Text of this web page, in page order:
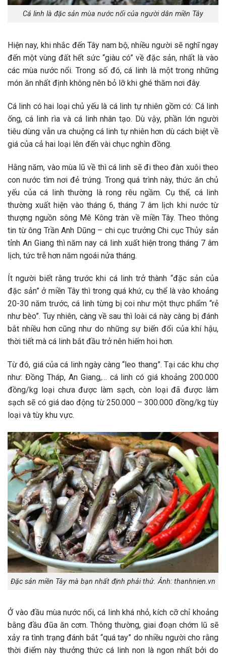
Cá linh là đặc sản mùa nước nổi của người dân miền Tây
Hiện nay, khi nhắc đến Tây nam bộ, nhiều người sẽ nghĩ ngay
đến một vùng đất hết sức “giàu có” về đặc sản, nhất là vào
các mùa nước nổi. Trong số đó, cá linh là một trong những
món ăn nhất định không nên bỏ lỡ khi ghé thăm nơi đây.
Cá linh có hai loại chủ yếu là cá linh tự nhiên gồm có: Cá linh
ống, cá linh rìa và cá linh nhân tạo. Dù vậy, phần lớn người
tiêu dùng vẫn ưa chuộng cá linh tự nhiên hơn dù cách biệt về
giá của cả hai loại lên đến vài chục nghìn đồng.
Hằng năm, vào mùa lũ về thì cá linh sẽ đi theo đàn xuôi theo
con nước tìm nơi đẻ trứng. Trong quá trình này, thức ăn chủ
yếu của cá linh thường là rong rêu ngầm. Cụ thể, cá linh
thường xuất hiện vào tháng 6, tháng 7 âm lịch khi nước từ
thượng nguồn sông Mê Kông tràn về miền Tây. Theo thông
tin từ ông Trần Anh Dũng – chi cục trưởng Chi cục Thủy sản
tỉnh An Giang thì năm nay cá linh xuất hiện trong tháng 7 âm
lịch, tức trễ hơn năm ngoái nửa tháng.
Ít người biết rằng trước khi cá linh trở thành “đặc sản của
đặc sản” ở miền Tây thì trong quá khứ, cụ thể là vào khoảng
20-30 năm trước, cá linh từng bị coi như một thực phẩm “rẻ
như bèo”. Tuy nhiên, càng về sau thì loài cá này càng bị đánh
bắt nhiều hơn cũng như do những sự biến đổi của khí hậu,
thời tiết mà cá linh bắt đầu trở nên hiếm hoi hơn.
Từ đó, giá của cá linh ngày càng “leo thang”. Tại các khu chợ
như: Đồng Tháp, An Giang,… cá linh có giá khoảng 200.000
đồng/kg loại chưa được làm sạch, còn loại đã được làm
sạch sẽ có giá dao động từ 250.000 – 300.000 đồng/kg tùy
loại và tùy khu vực.
Đặc sản miền Tây mà bạn nhất định phải thử. Ảnh: thanhnien.vn
Ở vào đầu mùa nước nổi, cá linh khá nhỏ, kích cỡ chỉ khoảng
bằng đầu đũa ăn cơm. Thông thường, giai đoạn chớm lũ sẽ
xảy ra tình trạng đánh bắt “quá tay” do nhiều người cho rằng
thời điểm này thưởng thức cá linh non là ngon nhất bởi do